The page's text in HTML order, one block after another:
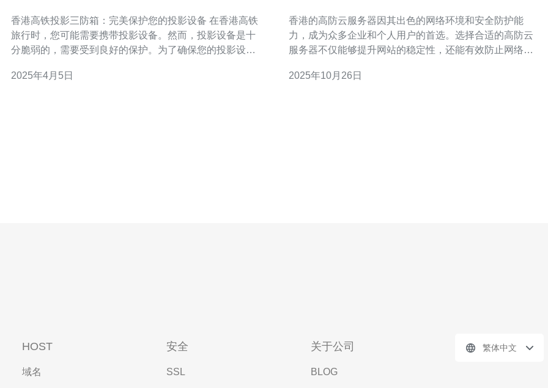
香港高铁投影三防箱：完美保护您的投影设备 在香港高铁
旅行时，您可能需要携带投影设备。然而，投影设备是十
分脆弱的，需要受到良好的保护。为了确保您的投影设备
箱。 香港高铁投影三防箱采用了先进的防震、防水和防尘
2025年4月5日
香港的高防云服务器因其出色的网络环境和安全防护能
力，成为众多企业和个人用户的首选。选择合适的高防云
服务器不仅能够提升网站的稳定性，还能有效防止网络攻
择时需要注意的技巧，特别推荐德讯电讯提供的高防云服
2025年10月26日
HOST
域名
安全
SSL
关于公司
BLOG
繁体中文